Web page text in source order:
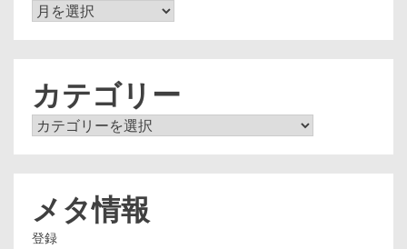
ア
カテゴリー
カ
メタ情報
登録